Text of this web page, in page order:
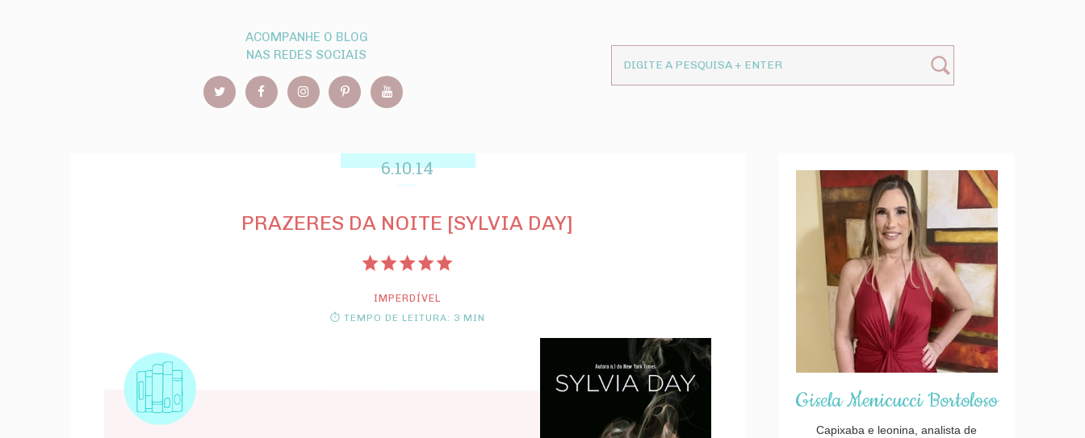
ACOMPANHE O BLOG
NAS REDES SOCIAIS
6.10.14
PRAZERES DA NOITE [SYLVIA DAY]
IMPERDÍVEL
⏱ TEMPO DE LEITURA: 3 MIN
Gisela Menicucci Bortoloso
Capixaba e leonina, analista de